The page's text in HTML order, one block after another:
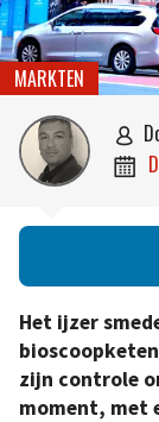
MARKTEN


Het ijzer
zijn controle
moment, met